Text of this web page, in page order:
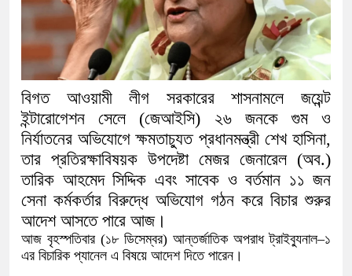
দিনাজপুর পলিটেকনিক ইনস্টিটিউটের হীরক
আনুষ্ঠানিক উদ্বোধন
পূর্বধলায় কেন্দ্রীয় মন্দিরের ৭১ সদস্যের
হস্তান্তর
বিগত আওয়ামী লীগ সরকারের শাসনামলে জয়েন্ট
ইন্টারোগেশন সেলে (জেআইসি) ২৬ জনকে গুম ও
নির্যাতনের অভিযোগে ক্ষমতাচ্যুত প্রধানমন্ত্রী শেখ হাসিনা,
তার প্রতিরক্ষাবিষয়ক উপদেষ্টা মেজর জেনারেল (অব.)
তারিক আহমেদ সিদ্দিক এবং সাবেক ও বর্তমান ১১ জন
সেনা কর্মকর্তার বিরুদ্ধে অভিযোগ গঠন করে বিচার শুরুর
আদেশ আসতে পারে আজ।
আজ বৃহস্পতিবার (১৮ ডিসেম্বর) আন্তর্জাতিক অপরাধ ট্রাইব্যুনাল–১
এর বিচারিক প্যানেল এ বিষয়ে আদেশ দিতে পারেন।